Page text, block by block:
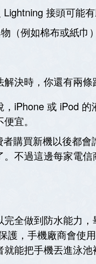
接頭可能有
（例如棉布或紙巾
決時，你還有兩條
iPhone 或 iPod
宜。
購買新機以後都
不過這邊每家電
全做到防水能力
護，手機廠商會
能把手機丟進泳